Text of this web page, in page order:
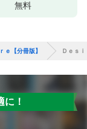
無料
ｅ【分冊版】 Ｄｅｓ
！